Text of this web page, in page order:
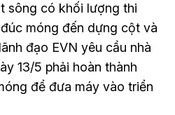
sông có khối lượng thi
móng đến dựng cột và
đạo EVN yêu cầu nhà
13/5 phải hoàn thành
để đưa máy vào triển